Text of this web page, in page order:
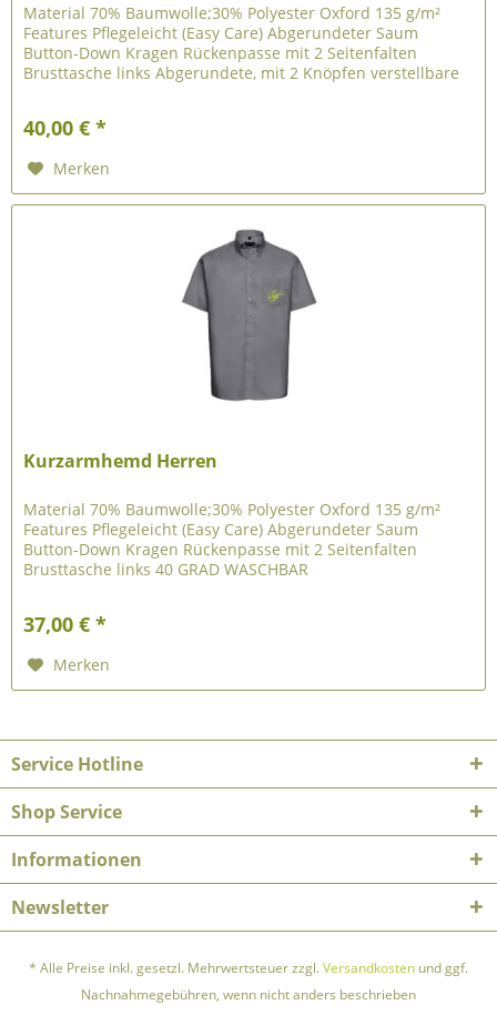
Material 70% Baumwolle;30% Polyester Oxford 135 g/m²
Features Pflegeleicht (Easy Care) Abgerundeter Saum
Button-Down Kragen Rückenpasse mit 2 Seitenfalten
Brusttasche links Abgerundete, mit 2 Knöpfen verstellbare
40,00 € *
Merken
Kurzarmhemd Herren
Material 70% Baumwolle;30% Polyester Oxford 135 g/m²
Features Pflegeleicht (Easy Care) Abgerundeter Saum
Button-Down Kragen Rückenpasse mit 2 Seitenfalten
Brusttasche links 40 GRAD WASCHBAR
37,00 € *
Merken
Service Hotline
Shop Service
Informationen
Newsletter
* Alle Preise inkl. gesetzl. Mehrwertsteuer zzgl.Versandkosten und ggf.
Nachnahmegebühren, wenn nicht anders beschrieben